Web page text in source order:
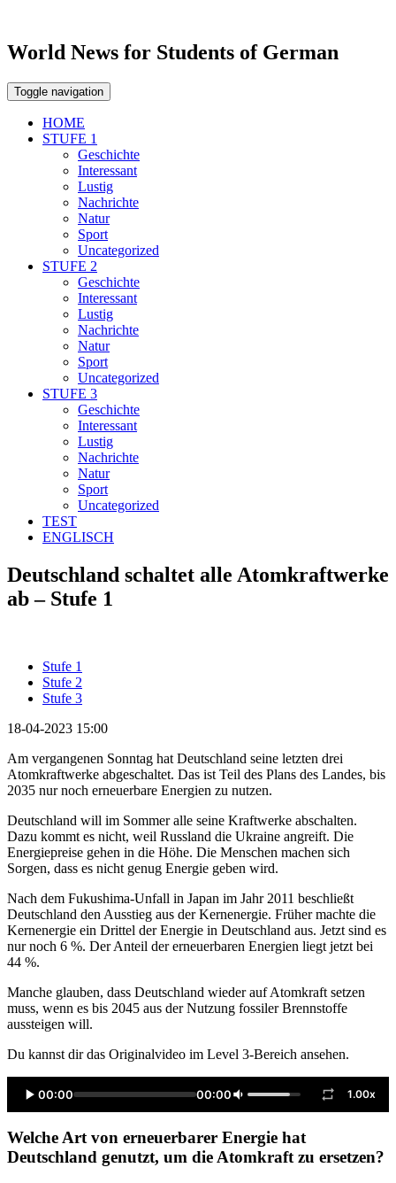
World News for Students of German
Toggle navigation
HOME
STUFE 1
Geschichte
Interessant
Lustig
Nachrichte
Natur
Sport
Uncategorized
STUFE 2
Geschichte
Interessant
Lustig
Nachrichte
Natur
Sport
Uncategorized
STUFE 3
Geschichte
Interessant
Lustig
Nachrichte
Natur
Sport
Uncategorized
TEST
ENGLISCH
Deutschland schaltet alle Atomkraftwerke
ab – Stufe 1
Stufe 1
Stufe 2
Stufe 3
18-04-2023 15:00
Am vergangenen Sonntag hat Deutschland seine letzten drei
Atomkraftwerke abgeschaltet. Das ist Teil des Plans des Landes, bis
2035 nur noch erneuerbare Energien zu nutzen.
Deutschland will im Sommer alle seine Kraftwerke abschalten.
Dazu kommt es nicht, weil Russland die Ukraine angreift. Die
Energiepreise gehen in die Höhe. Die Menschen machen sich
Sorgen, dass es nicht genug Energie geben wird.
Nach dem Fukushima-Unfall in Japan im Jahr 2011 beschließt
Deutschland den Ausstieg aus der Kernenergie. Früher machte die
Kernenergie ein Drittel der Energie in Deutschland aus. Jetzt sind es
nur noch 6 %. Der Anteil der erneuerbaren Energien liegt jetzt bei
44 %.
Manche glauben, dass Deutschland wieder auf Atomkraft setzen
muss, wenn es bis 2045 aus der Nutzung fossiler Brennstoffe
aussteigen will.
Du kannst dir das Originalvideo im Level 3-Bereich ansehen.
00:00 00:00 1.00x
Welche Art von erneuerbarer Energie hat
Deutschland genutzt, um die Atomkraft zu ersetzen?